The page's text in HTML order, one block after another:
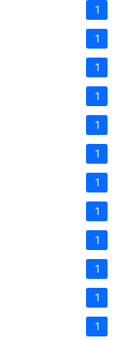
1
1
1
1
1
1
1
1
1
1
1
1